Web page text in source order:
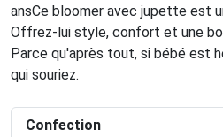
ansCe bloomer avec jupette est
Offrez-lui style, confort et une
Parce qu'après tout, si bébé est
qui souriez.
Confection